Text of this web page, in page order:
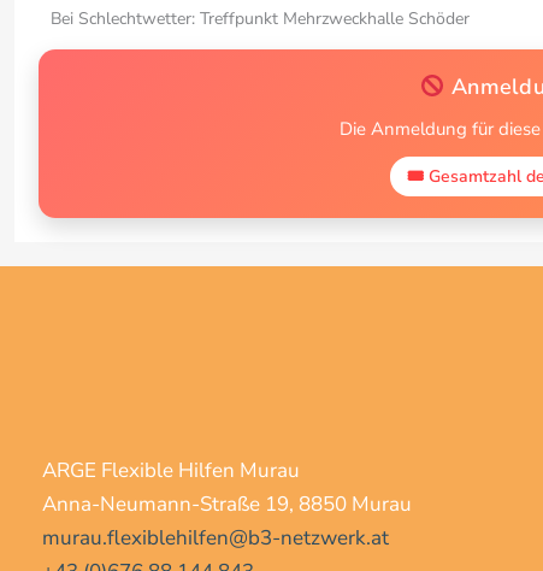
Bei Schlechtwetter: Treffpunkt Mehrzweckhalle Schöder
Die Anmeldung für
🎟 Gesamtzahl
ARGE Flexible Hilfen Murau
Anna-Neumann-Straße 19, 8850 Murau
murau.flexiblehilfen@b3-netzwerk.at